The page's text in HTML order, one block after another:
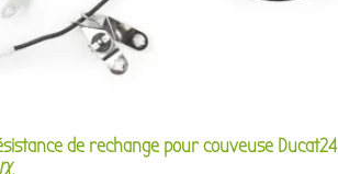
de rechange pour couveuse Ducat24